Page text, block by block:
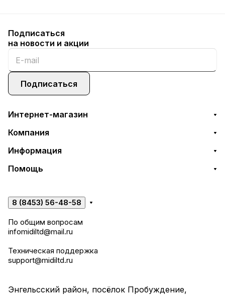
Подписаться
на новости и акции
Подписаться
Интернет-магазин
Компания
Информация
Помощь
8 (8453) 56-48-58
По общим вопросам
infomidiltd@mail.ru
Техническая поддержка
support@midiltd.ru
Энгельсский район, посёлок Пробуждение,